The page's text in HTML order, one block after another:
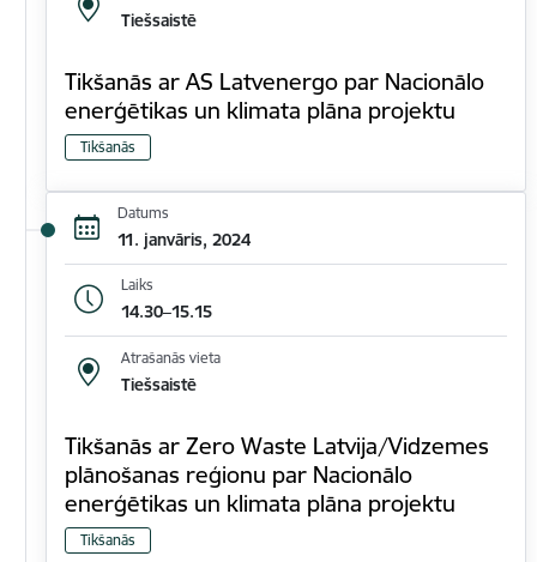
Tiešsaistē
Tikšanās ar AS Latvenergo par Nacionālo
enerģētikas un klimata plāna projektu
Tikšanās
Datums
11. janvāris, 2024
Laiks
14.30–15.15
Atrašanās vieta
Tiešsaistē
Tikšanās ar Zero Waste Latvija/Vidzemes
plānošanas reģionu par Nacionālo
enerģētikas un klimata plāna projektu
Tikšanās